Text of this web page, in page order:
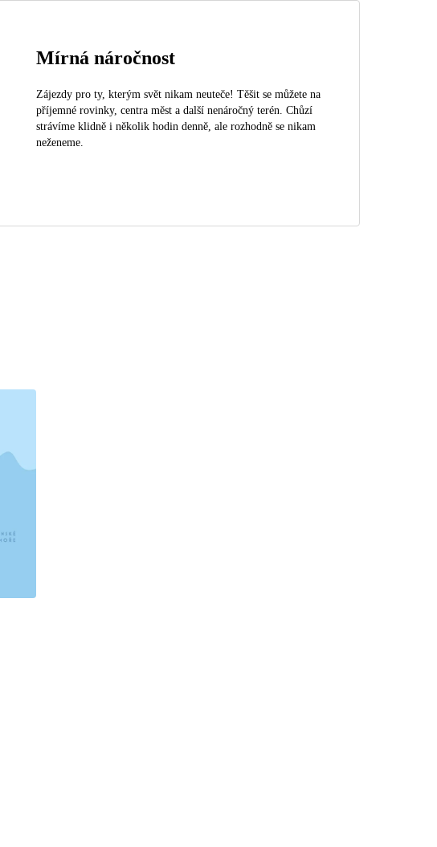
Mírná náročnost
Zájezdy pro ty, kterým svět nikam neuteče! Těšit se můžete na
příjemné rovinky, centra měst a další nenáročný terén. Chůzí
strávíme klidně i několik hodin denně, ale rozhodně se nikam
neženeme.